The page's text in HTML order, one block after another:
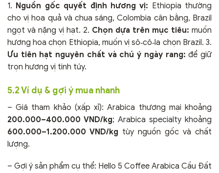
1. Nguồn gốc quyết định hương vị: Ethiopia thường
cho vị hoa quả và chua sáng, Colombia cân bằng, Brazil
ngọt và nặng vị hạt. 2. Chọn dựa trên mục tiêu: muốn
hương hoa chọn Ethiopia, muốn vị sô‑cô‑la chọn Brazil. 3.
Ưu tiên hạt nguyên chất và chú ý ngày rang: để giữ
trọn hương vị tinh túy.
5.2 Ví dụ & gợi ý mua nhanh
– Giá tham khảo (xấp xỉ): Arabica thương mại khoảng
200.000–400.000 VND/kg; Arabica specialty khoảng
600.000–1.200.000 VND/kg tùy nguồn gốc và chất
lượng.
– Gợi ý sản phẩm cụ thể: Hello 5 Coffee Arabica Cầu Đất